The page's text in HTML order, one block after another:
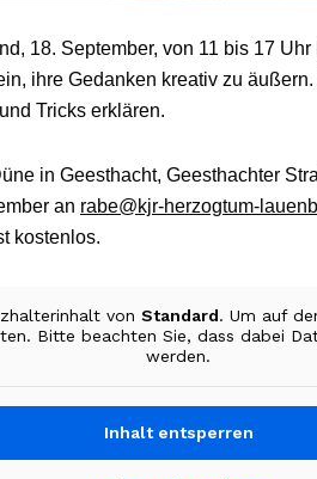
18. September, von 11 bis 17
ihre Gedanken kreativ zu
Tricks erklären.
in Geesthacht, Geesthachter
an rabe@kjr-herzogtum-
kostenlos.
von Standard. Um auf
Bitte beachten Sie, dass dabei
werden.
Inhalt entsperren